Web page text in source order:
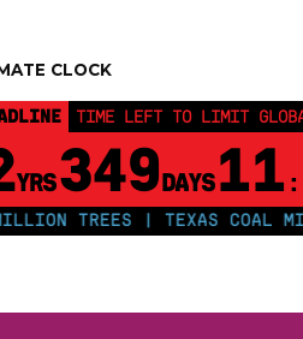
CLOCK
TIME LEFT TO LIMIT
YRS349DAYS 11 :
TREES | TEXAS COAL